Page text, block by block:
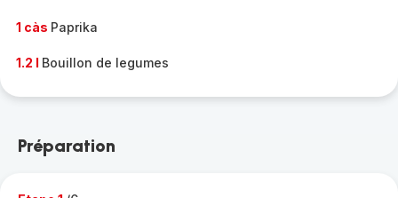
1 càs Paprika
1.2 l Bouillon de legumes
Préparation